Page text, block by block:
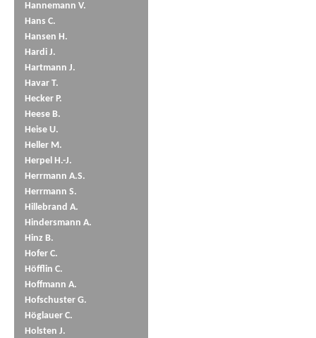
Hannemann V.
Hans C.
Hansen H.
Hardi J.
Hartmann J.
Havar T.
Hecker P.
Heese B.
Heise U.
Heller M.
Herpel H.-J.
Herrmann A.S.
Herrmann S.
Hillebrand A.
Hindersmann A.
Hinz B.
Hofer C.
Höfflin C.
Hoffmann A.
Hofschuster G.
Höglauer C.
Holsten J.